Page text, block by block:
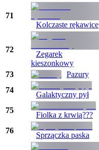
71
Kolczaste rękawice
72
Zegarek
kieszonkowy
73 Pazury
74
Galaktyczny pył
75
Fiolka z krwią???
76
Sprzączka paska